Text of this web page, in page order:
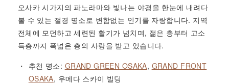
오사카 시가지의 파노라마와 빛나는 야경을 한눈에 내려다
볼 수 있는 절경 명소로 변함없는 인기를 자랑합니다. 지역
전체에 모던하고 세련된 활기가 넘치며, 젊은 층부터 고소
득층까지 폭넓은 층의 사랑을 받고 있습니다.
추천 명소: GRAND GREEN OSAKA, GRAND FRONT
OSAKA, 우메다 스카이 빌딩